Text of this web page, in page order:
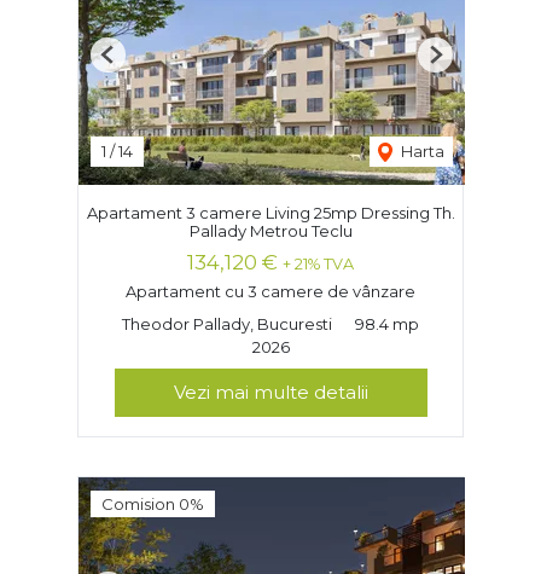
1 /14 Harta
Previous Next
Apartament 3 camere Living 25mp Dressing Th.
Pallady Metrou Teclu
134,120 € + 21% TVA
Apartament cu 3 camere de vânzare
Theodor Pallady, Bucuresti
98.4 mp
2026
Vezi mai multe detalii
Comision 0%